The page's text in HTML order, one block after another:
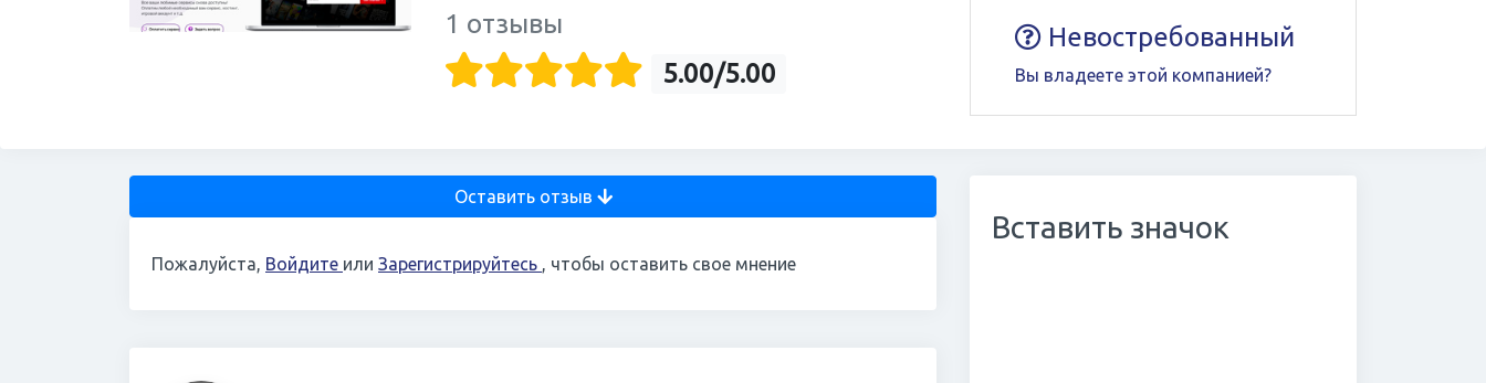
1 отзывы
5.00/5.00
Невостребованный
Вы владеете этой компанией?
Оставить отзыв
Пожалуйста, Войдите или Зарегистрируйтесь , чтобы оставить свое мнение
Вставить значок